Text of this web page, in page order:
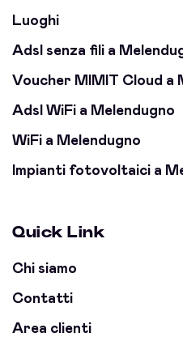
Luoghi
Adsl senza fili a
Voucher MIMIT Cloud a
Adsl WiFi a Melendugno
WiFi a Melendugno
Impianti fotovoltaici a
Quick Link
Chi siamo
Contatti
Area clienti